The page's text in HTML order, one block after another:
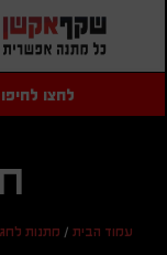
טקסט חופשילחצו
עמוד הבית/ מתנות